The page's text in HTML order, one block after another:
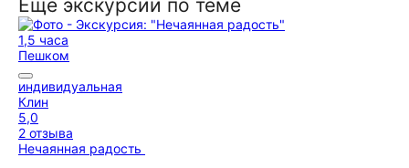
Ещё экскурсии по теме
1,5 часа
Пешком
индивидуальная
Клин
5,0
2 отзыва
Нечаянная радость